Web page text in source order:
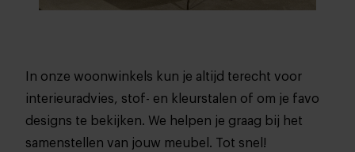
In onze woonwinkels kun je altijd terecht voor
interieuradvies, stof- en kleurstalen of om je favo
designs te bekijken. We helpen je graag bij het
samenstellen van jouw meubel. Tot snel!